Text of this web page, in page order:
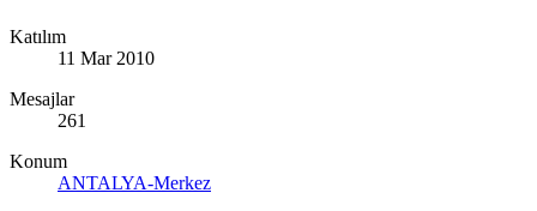
Katılım
11 Mar 2010
Mesajlar
261
Konum
ANTALYA-Merkez